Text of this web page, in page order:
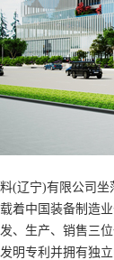
宁)有限公司坐
着中国装备制造业
、生产、销售三位
明专利并拥有独